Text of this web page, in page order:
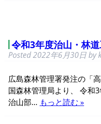
令和3年度治山・林
Posted2022年6月30日by
広島森林管理署発注の「
国森林管理局より、 令和
治山部… もっと読む »